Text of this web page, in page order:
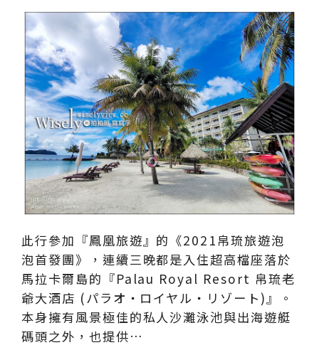
此行參加『鳳凰旅遊』的《2021帛琉旅遊泡
泡首發團》，連續三晚都是入住超高檔座落於
馬拉卡爾島的『Palau Royal Resort 帛琉老
爺大酒店 (パラオ・ロイヤル・リゾート)』。
本身擁有風景極佳的私人沙灘泳池與出海遊艇
碼頭之外，也提供…